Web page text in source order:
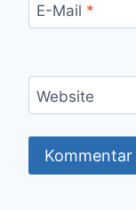
E-Mail *
Website